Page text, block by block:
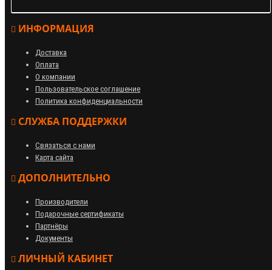
ИНФОРМАЦИЯ
Доставка
Оплата
О компании
Пользовательское соглашение
Политика конфиденциальности
СЛУЖБА ПОДДЕРЖКИ
Связаться с нами
Карта сайта
ДОПОЛНИТЕЛЬНО
Производители
Подарочные сертификаты
Партнёры
Документы
ЛИЧНЫЙ КАБИНЕТ